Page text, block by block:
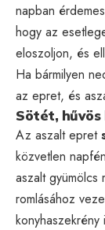
napban
hogy az
eloszoljon, és
Ha bármilyen
az epret, és
Sötét, hűvös
Az aszalt epret
közvetlen
aszalt
romlásához
konyhaszekrény